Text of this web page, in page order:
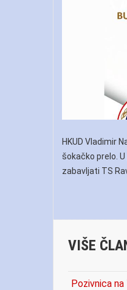
HKUD Vladimir
šokačko prelo.
zabavljati TS
VIŠE
Pozivnica